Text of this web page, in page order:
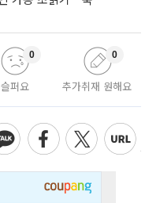
슬퍼요
0
추가취재 원해요
0